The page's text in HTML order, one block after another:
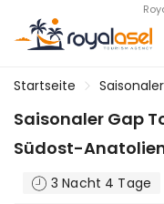
Startseite
Saisonaler Gap
Südost-
3 Nacht 4 Tage